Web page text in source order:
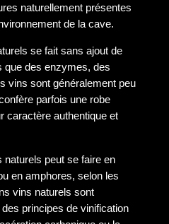
naturellement présentes
de la cave.
se fait sans ajout de
des enzymes, des
vins sont généralement peu
parfois une robe
caractère authentique et
peut se faire en
en amphores, selon les
vins naturels sont
principes de vinification